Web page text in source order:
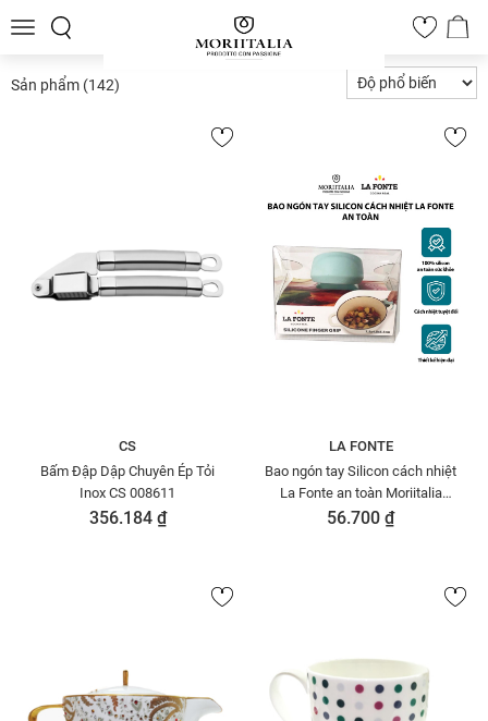
Toggle
0
Sản phẩm (142)
CS
Bấm Đập Dập Chuyên Ép Tỏi
Inox CS 008611
356.184 ₫
LA FONTE
Bao ngón tay Silicon cách nhiệt
La Fonte an toàn Moriitalia
000990
56.700 ₫